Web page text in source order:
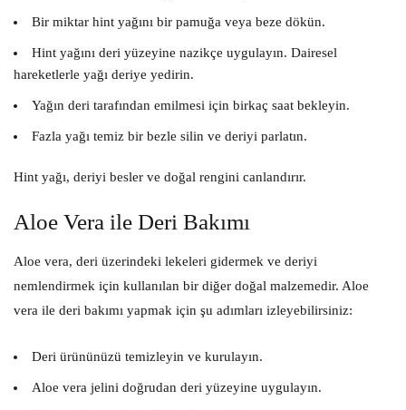
Bir miktar hint yağını bir pamuğa veya beze dökün.
Hint yağını deri yüzeyine nazikçe uygulayın. Dairesel
hareketlerle yağı deriye yedirin.
Yağın deri tarafından emilmesi için birkaç saat bekleyin.
Fazla yağı temiz bir bezle silin ve deriyi parlatın.
Hint yağı, deriyi besler ve doğal rengini canlandırır.
Aloe Vera ile Deri Bakımı
Aloe vera, deri üzerindeki lekeleri gidermek ve deriyi
nemlendirmek için kullanılan bir diğer doğal malzemedir. Aloe
vera ile deri bakımı yapmak için şu adımları izleyebilirsiniz:
Deri ürününüzü temizleyin ve kurulayın.
Aloe vera jelini doğrudan deri yüzeyine uygulayın.